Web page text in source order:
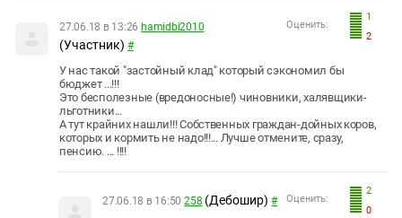
1
2
Оценить:
27.06.18 в 13:26 hamidbi2010
(Участник) #
У нас такой "застойный клад" который сэкономил бы
бюджет ...!!!
Это бесполезные (вредоносные!) чиновники, халявщики-
льготники...
А тут крайних нашли!!! Собственных граждан-дойных коров,
которых и кормить не надо!!!... Лучше отмените, сразу,
пенсию. ... !!!!
2
0
Оценить:
27.06.18 в 16:50 258 (Дебошир) #